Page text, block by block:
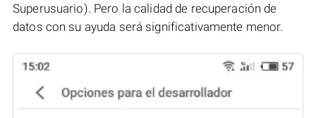
Superusuario). Pero la calidad de recuperación de
datos con su ayuda será significativamente menor.